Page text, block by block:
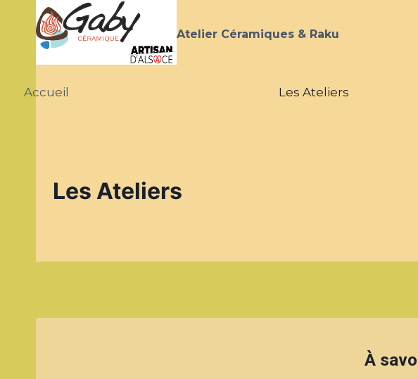
Atelier Céramiques & Raku
Accueil Les Ateliers
Les Ateliers
À